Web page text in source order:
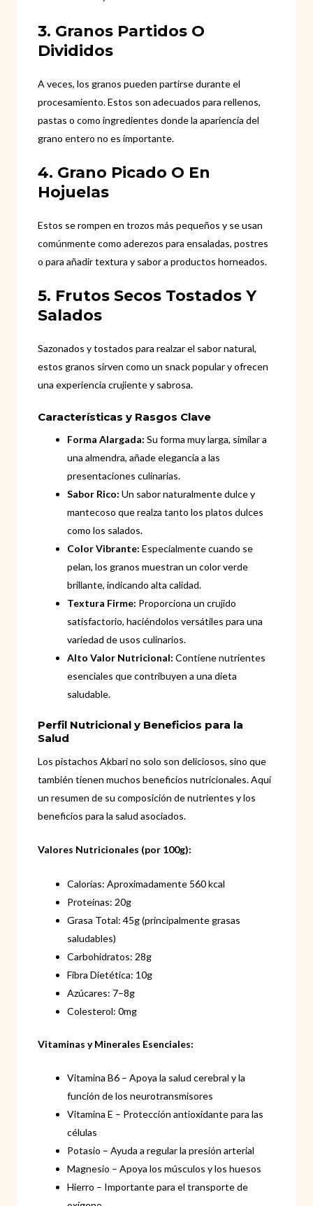
3. Granos Partidos O
Divididos
A veces, los granos pueden partirse durante el
procesamiento. Estos son adecuados para rellenos,
pastas o como ingredientes donde la apariencia del
grano entero no es importante.
4. Grano Picado O En
Hojuelas
Estos se rompen en trozos más pequeños y se usan
comúnmente como aderezos para ensaladas, postres
o para añadir textura y sabor a productos horneados.
5. Frutos Secos Tostados Y
Salados
Sazonados y tostados para realzar el sabor natural,
estos granos sirven como un snack popular y ofrecen
una experiencia crujiente y sabrosa.
Características y Rasgos Clave
Forma Alargada: Su forma muy larga, similar a
una almendra, añade elegancia a las
presentaciones culinarias.
Sabor Rico: Un sabor naturalmente dulce y
mantecoso que realza tanto los platos dulces
como los salados.
Color Vibrante: Especialmente cuando se
pelan, los granos muestran un color verde
brillante, indicando alta calidad.
Textura Firme: Proporciona un crujido
satisfactorio, haciéndolos versátiles para una
variedad de usos culinarios.
Alto Valor Nutricional: Contiene nutrientes
esenciales que contribuyen a una dieta
saludable.
Perfil Nutricional y Beneficios para la
Salud
Los pistachos Akbari no solo son deliciosos, sino que
también tienen muchos beneficios nutricionales. Aquí
un resumen de su composición de nutrientes y los
beneficios para la salud asociados.
Valores Nutricionales (por 100g):
Calorías: Aproximadamente 560 kcal
Proteínas: 20g
Grasa Total: 45g (principalmente grasas
saludables)
Carbohidratos: 28g
Fibra Dietética: 10g
Azúcares: 7–8g
Colesterol: 0mg
Vitaminas y Minerales Esenciales:
Vitamina B6 – Apoya la salud cerebral y la
función de los neurotransmisores
Vitamina E – Protección antioxidante para las
células
Potasio – Ayuda a regular la presión arterial
Magnesio – Apoya los músculos y los huesos
Hierro – Importante para el transporte de